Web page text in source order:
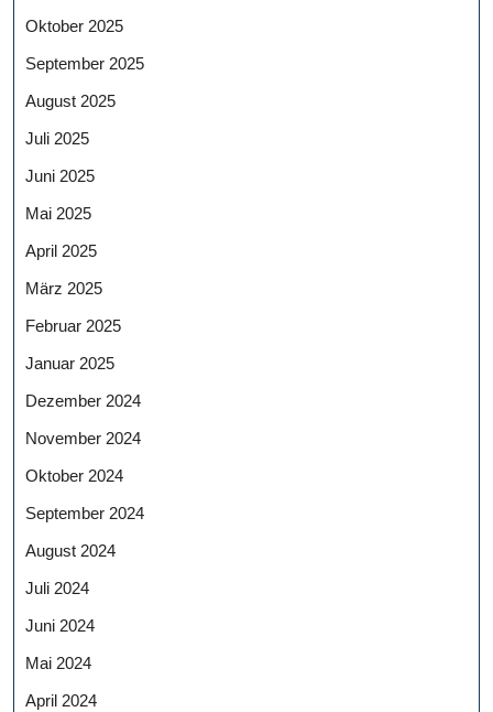
Oktober 2025
September 2025
August 2025
Juli 2025
Juni 2025
Mai 2025
April 2025
März 2025
Februar 2025
Januar 2025
Dezember 2024
November 2024
Oktober 2024
September 2024
August 2024
Juli 2024
Juni 2024
Mai 2024
April 2024